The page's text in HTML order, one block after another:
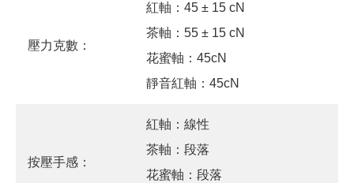
壓力克數：
紅軸：45 ± 15 cN
茶軸：55 ± 15 cN
花蜜軸：45cN
靜音紅軸：45cN
按壓手感：
紅軸：線性
茶軸：段落
花蜜軸：段落